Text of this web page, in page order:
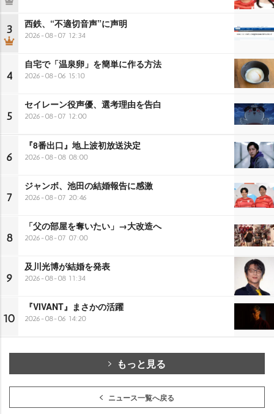
3 西鉄、“不適切音声”に声明
2026-08-07 12:34
4
自宅で「温泉卵」を簡単に作る方法
2026-08-06 15:10
5
セイレーン役声優、選考理由を告白
2026-08-07 12:00
6
『8番出口』地上波初放送決定
2026-08-08 08:00
7
ジャンボ、池田の結婚報告に感激
2026-08-07 20:46
8
「父の部屋を奪いたい」→大改造へ
2026-08-07 07:00
9
及川光博が結婚を発表
2026-08-08 11:34
10
『VIVANT』まさかの活躍
2026-08-06 14:20
もっと見る
ニュース一覧へ戻る